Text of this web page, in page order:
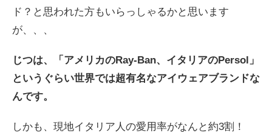
ド？と思われた方もいらっしゃるかと思います
が、、、
じつは、 「 アメリカのRay-Ban、イタリアのPersol」
というぐらい世界では超有名なアイウェアブランドな
んです。
しかも、 現地イタリア人の愛用率がなんと約3割！